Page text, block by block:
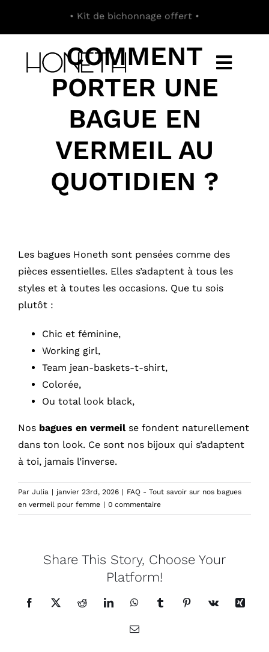
Toggle
À PROPOS
CONCEPT
MON COMPTE
COMMENT
PORTER UNE
BAGUE EN
VERMEIL AU
QUOTIDIEN ?
Les bagues Honeth sont pensées comme des
pièces essentielles. Elles s’adaptent à tous les
styles et à toutes les occasions. Que tu sois
plutôt :
Chic et féminine,
Working girl,
Team jean-baskets-t-shirt,
Colorée,
Ou total look black,
Nos bagues en vermeilse fondent naturellement
dans ton look. Ce sont nos bijoux qui s’adaptent
à toi, jamais l’inverse.
Par Julia | janvier 23rd, 2026 | FAQ - Tout savoir sur nos bagues
en vermeil pour femme | 0 commentaire
Share This Story, Choose Your
Platform!
Facebook
X RedditLinkedInWhatsAppTumblrPinterest
Vk Xing
Email